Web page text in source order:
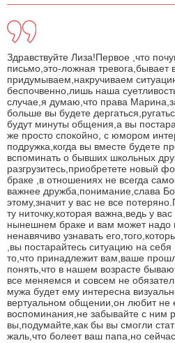
Здравствуйте Лиза!Первое ,что
письмо,это-ложная тревога,бывает
придумываем,накручиваем
беспочвенно,лишь наша
случае,я думаю,что права
больше вы будете
будут минуты общения,а вы
же просто спокойно, с юмором
подружка,когда вы вместе будете
вспоминать о бывших школьных
разгрузитесь,приобретете новый
браке ,в отношениях не всегда
важнее дружба,понимание,слава
этому,значит у вас не все
ту ниточку,которая важна,ведь у
нынешнем браке и вам может надо
ненавячиво узнавать
,вы постарайтесь ситуацию на себя
то,что принадлежит вам,ваше
понять,что в нашем возрасте
все меняемся и совсем не
мужа будет ему интересна
вертуальном общении,он любит не
воспоминания,не забывайте с ним
вы,подумайте,как бы вы смогли
жаль,что болеет ваш папа,но